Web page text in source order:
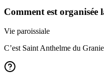
Comment est organisée
Vie paroissiale
C’est Saint Anthelme du